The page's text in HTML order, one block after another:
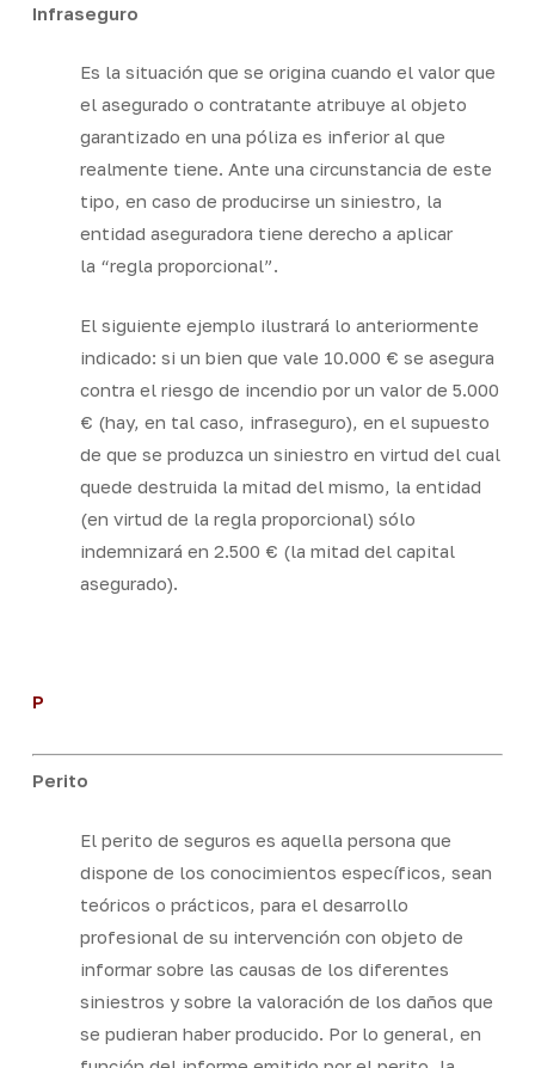
Infraseguro
Es la situación que se origina cuando el valor que
el asegurado o contratante atribuye al objeto
garantizado en una póliza es inferior al que
realmente tiene. Ante una circunstancia de este
tipo, en caso de producirse un siniestro, la
entidad aseguradora tiene derecho a aplicar
la “regla proporcional”.
El siguiente ejemplo ilustrará lo anteriormente
indicado: si un bien que vale 10.000 € se asegura
contra el riesgo de incendio por un valor de 5.000
€ (hay, en tal caso, infraseguro), en el supuesto
de que se produzca un siniestro en virtud del cual
quede destruida la mitad del mismo, la entidad
(en virtud de la regla proporcional) sólo
indemnizará en 2.500 € (la mitad del capital
asegurado).
P
Perito
El perito de seguros es aquella persona que
dispone de los conocimientos específicos, sean
teóricos o prácticos, para el desarrollo
profesional de su intervención con objeto de
informar sobre las causas de los diferentes
siniestros y sobre la valoración de los daños que
se pudieran haber producido. Por lo general, en